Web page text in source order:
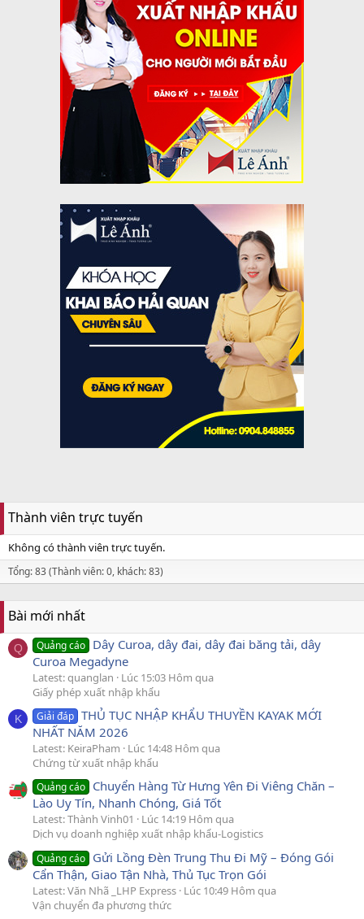
Thành viên trực tuyến
Không có thành viên trực tuyến.
Tổng: 83 (Thành viên: 0, khách: 83)
Bài mới nhất
Q Quảng cáo Dây Curoa, dây đai, dây đai băng tải, dây
Curoa Megadyne
Latest: quanglan
Lúc 15:03 Hôm qua
Giấy phép xuất nhập khẩu
K Giải đáp THỦ TỤC NHẬP KHẨU THUYỀN KAYAK MỚI
NHẤT NĂM 2026
Latest: KeiraPham
Lúc 14:48 Hôm qua
Chứng từ xuất nhập khẩu
Quảng cáo Chuyển Hàng Từ Hưng Yên Đi Viêng Chăn –
Lào Uy Tín, Nhanh Chóng, Giá Tốt
Latest: Thành Vinh01
Lúc 14:19 Hôm qua
Dịch vụ doanh nghiệp xuất nhập khẩu-Logistics
Quảng cáo Gửi Lồng Đèn Trung Thu Đi Mỹ – Đóng Gói
Cẩn Thận, Giao Tận Nhà, Thủ Tục Trọn Gói
Latest: Văn Nhã _LHP Express Lúc 10:49 Hôm qua
Vận chuyển đa phương thức